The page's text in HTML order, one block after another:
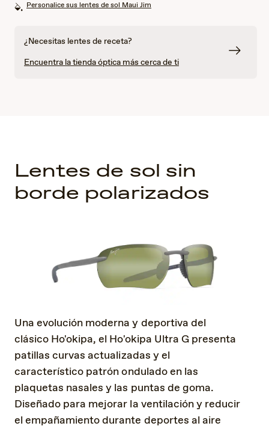
Personalice sus lentes de sol Maui Jim
¿Necesitas lentes de receta?
Encuentra la tienda óptica más cerca de ti
Lentes de sol sin
borde polarizados
Una evolución moderna y deportiva del
clásico Ho'okipa, el Ho'okipa Ultra G presenta
patillas curvas actualizadas y el
característico patrón ondulado en las
plaquetas nasales y las puntas de goma.
Diseñado para mejorar la ventilación y reducir
el empañamiento durante deportes al aire